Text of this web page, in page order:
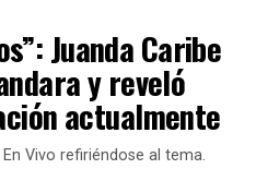
Juanda Caribe
y reveló
actualmente
Vivo refiriéndose al tema.